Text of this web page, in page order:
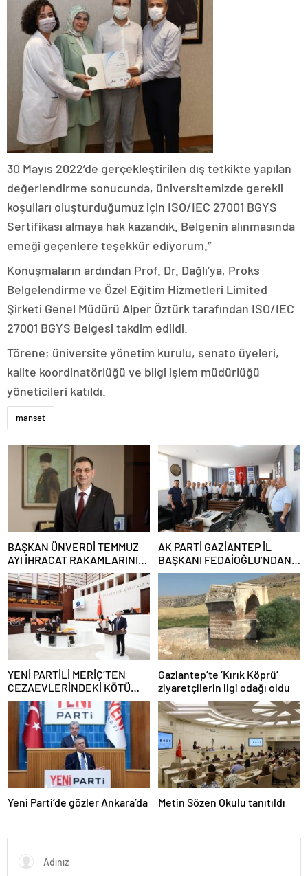
30 Mayıs 2022’de gerçekleştirilen dış tetkikte yapılan
değerlendirme sonucunda, üniversitemizde gerekli
koşulları oluşturduğumuz için ISO/IEC 27001 BGYS
Sertifikası almaya hak kazandık. Belgenin alınmasında
emeği geçenlere teşekkür ediyorum.”
Konuşmaların ardından Prof. Dr. Dağlı’ya, Proks
Belgelendirme ve Özel Eğitim Hizmetleri Limited
Şirketi Genel Müdürü Alper Öztürk tarafından ISO/IEC
27001 BGYS Belgesi takdim edildi.
Törene; üniversite yönetim kurulu, senato üyeleri,
kalite koordinatörlüğü ve bilgi işlem müdürlüğü
yöneticileri katıldı.
manset
BAŞKAN ÜNVERDİ TEMMUZ
AYI İHRACAT RAKAMLARINI
DEĞERLENDİRDİ
AK PARTİ GAZİANTEP İL
BAŞKANI FEDAİOĞLU’NDAN
SİVİL TOPLUM
KURULUŞLARINA ZİYARET
YENİ PARTİLİ MERİÇ’TEN
CEZAEVLERİNDEKİ KÖTÜ
KOŞULLAR İÇİN SORU
ÖNERGESİ
Gaziantep’te ‘Kırık Köprü’
ziyaretçilerin ilgi odağı oldu
Yeni Parti’de gözler Ankara’da Metin Sözen Okulu tanıtıldı